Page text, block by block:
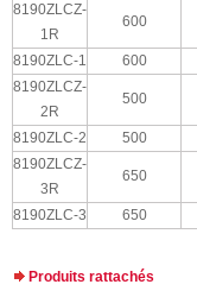
8190ZLCZ-
1R
600
8190ZLC-1 600
8190ZLCZ-
2R
500
8190ZLC-2 500
8190ZLCZ-
3R
650
8190ZLC-3 650
Produits rattachés